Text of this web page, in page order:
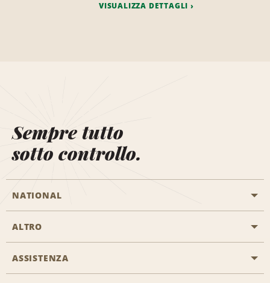
VISUALIZZA DETTAGLI
Sempre tutto
sotto controllo.
NATIONAL
Inizia una prenotazione
Programmi business
ALTRO
Offerte di lavoro
ASSISTENZA